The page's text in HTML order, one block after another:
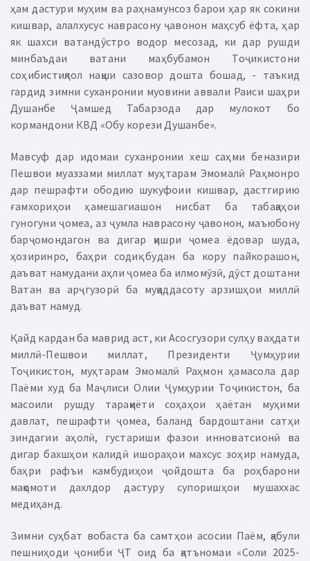
ҳам дастури муҳим ва раҳнамунсоз барои ҳар як сокини
кишвар, алалхусус наврасону ҷавонон маҳсуб ёфта, ҳар
як шахси ватандӯстро водор месозад, ки дар рушди
минбаъдаи ватани маҳбубамон Тоҷикистони
соҳибистиқлол нақши сазовор дошта бошад, - таъкид
гардид зимни суханронии муовини аввали Раиси шаҳри
Душанбе Ҷамшед Табарзода дар мулокот бо
кормандони КВД «Обу корези Душанбе».
Мавсуф дар идомаи суханронии хеш саҳми беназири
Пешвои муаззами миллат муҳтарам Эмомалӣ Раҳмонро
дар пешрафти ободию шукуфоии кишвар, дастгирию
ғамхориҳои ҳамешагиашон нисбат ба табақаҳои
гуногуни ҷомеа, аз ҷумла наврасону ҷавонон, маъюбону
барҷомондагон ва дигар қишри ҷомеа ёдовар шуда,
ҳозиринро, баҳри содиқ будан ба кору пайкорашон,
даъват намудани аҳли ҷомеа ба илмомӯзӣ, дӯст доштани
Ватан ва арҷгузорӣ ба муқаддасоту арзишҳои миллӣ
даъват намуд.
Қайд кардан ба маврид аст, ки Асосгузори сулҳу ваҳдати
миллӣ-Пешвои миллат, Президенти Ҷумҳурии
Тоҷикистон, муҳтарам Эмомалӣ Раҳмон ҳамасола дар
Паёми худ ба Маҷлиси Олии Ҷумҳурии Тоҷикистон, ба
масоили рушду тараққиёти соҳаҳои ҳаётан муҳими
давлат, пешрафти ҷомеа, баланд бардоштани сатҳи
зиндагии аҳолӣ, густариши фазои инноватсионӣ ва
дигар бахшҳои калидӣ ишораҳои махсус зоҳир намуда,
баҳри рафъи камбудиҳои ҷойдошта ба роҳбарони
мақомоти дахлдор дастуру супоришҳои мушаххас
медиҳанд.
Зимни суҳбат вобаста ба самтҳои асосии Паём, қабули
пешниҳоди ҷониби ҶТ оид ба қатъномаи «Соли 2025-